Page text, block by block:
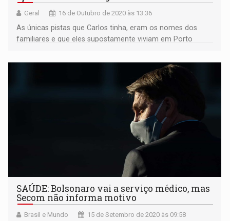
Geral 16 de Outubro de 2020 às 13:36
As únicas pistas que Carlos tinha, eram os nomes dos
familiares e que eles supostamente viviam em Porto
SAÚDE: Bolsonaro vai a serviço médico, mas
Secom não informa motivo
Brasil e Mundo 15 de Setembro de 2020 às 09:58